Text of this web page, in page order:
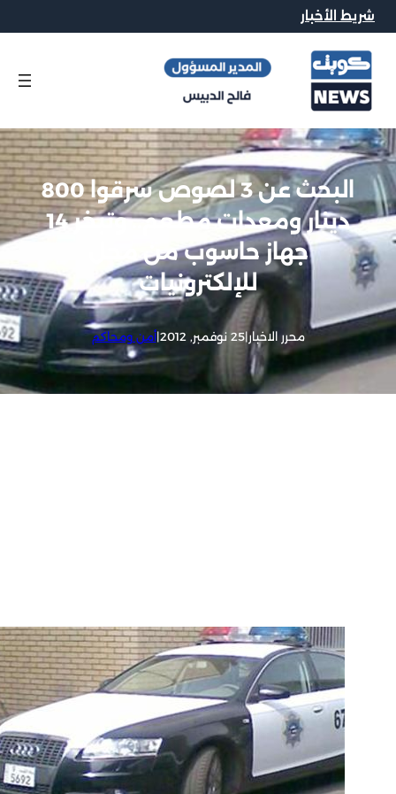
شريط الأخبار
البحث عن 3 لصوص سرقوا 800
دينار ومعدات مطعم.. وتبخر 14
جهاز حاسوب من محل
للإلكترونيات
محرر الاخبار|25 نوفمبر, 2012 |أمن ومحاكم